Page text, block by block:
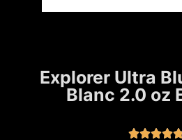
Explorer Ultra
Blanc 2.0 oz
